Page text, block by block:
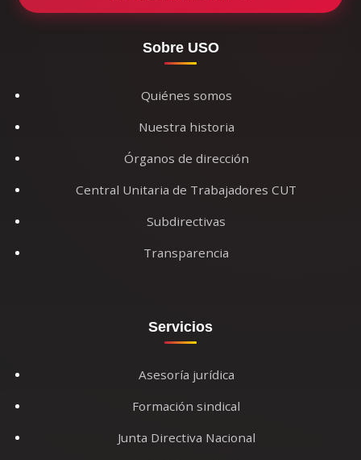
Sobre USO
Quiénes somos
Nuestra historia
Órganos de dirección
Central Unitaria de Trabajadores CUT
Subdirectivas
Transparencia
Servicios
Asesoría jurídica
Formación sindical
Junta Directiva Nacional